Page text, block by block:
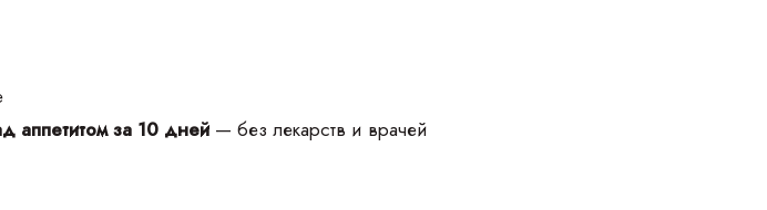
аппетитом за 10 дней — без лекарств и врачей